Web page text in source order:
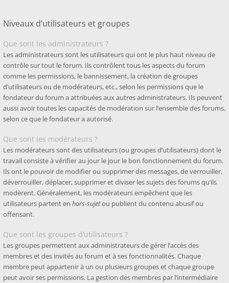
Niveaux d’utilisateurs et groupes
Que sont les administrateurs ?
Les administrateurs sont les utilisateurs qui ont le plus haut niveau de
contrôle sur tout le forum. Ils contrôlent tous les aspects du forum
comme les permissions, le bannissement, la création de groupes
d’utilisateurs ou de modérateurs, etc., selon les permissions que le
fondateur du forum a attribuées aux autres administrateurs. Ils peuvent
aussi avoir toutes les capacités de modération sur l’ensemble des forums,
selon ce que le fondateur a autorisé.
Que sont les modérateurs ?
Les modérateurs sont des utilisateurs (ou groupes d’utilisateurs) dont le
travail consiste à vérifier au jour le jour le bon fonctionnement du forum.
Ils ont le pouvoir de modifier ou supprimer des messages, de verrouiller,
déverrouiller, déplacer, supprimer et diviser les sujets des forums qu’ils
modèrent. Généralement, les modérateurs empêchent que les
utilisateurs partent en hors-sujetou publient du contenu abusif ou
offensant.
Que sont les groupes d’utilisateurs ?
Les groupes permettent aux administrateurs de gérer l’accès des
membres et des invités au forum et à ses fonctionnalités. Chaque
membre peut appartenir à un ou plusieurs groupes et chaque groupe
peut avoir ses permissions. La gestion des membres par l’intermédiaire